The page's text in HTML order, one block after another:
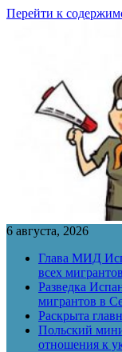
Перейти к
6 августа, 2026
Глава МИД
всех
Разведка
мигрантов в
Раскрыта
Польский
отношения к